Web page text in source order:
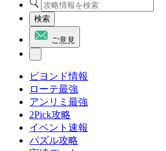
検索
ご意見
ビヨンド情報
ローテ最強
アンリミ最強
2Pick攻略
イベント速報
パズル攻略